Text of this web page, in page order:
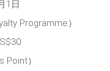
1日
Programme）
Point）